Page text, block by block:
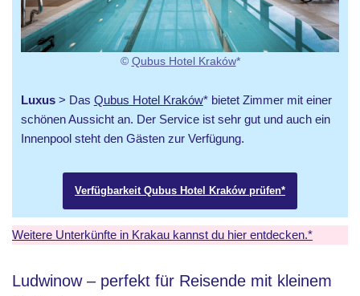
© Qubus Hotel Kraków*
Luxus> Das Qubus Hotel Kraków* bietet Zimmer mit einer
schönen Aussicht an. Der Service ist sehr gut und auch ein
Innenpool steht den Gästen zur Verfügung.
Verfügbarkeit Qubus Hotel Kraków prüfen*
Weitere Unterkünfte in Krakau kannst du hier entdecken.*
Ludwinow – perfekt für Reisende mit kleinem